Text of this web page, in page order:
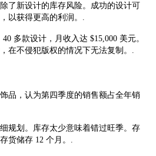
了新设计的库存风险。成功的设计可
以获得更高的利润。.
多款设计，月收入达 $15,000 美元。
在不侵犯版权的情况下无法复制。.
品，认为第四季度的销售额占全年销
规划。库存太少意味着错过旺季。存
货储存 12 个月。.